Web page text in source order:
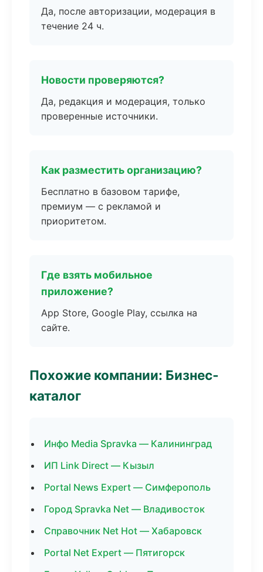
Да, после авторизации, модерация в
течение 24 ч.
Новости проверяются?
Да, редакция и модерация, только
проверенные источники.
Как разместить организацию?
Бесплатно в базовом тарифе,
премиум — с рекламой и
приоритетом.
Где взять мобильное
приложение?
App Store, Google Play, ссылка на
сайте.
Похожие компании: Бизнес-
каталог
Инфо Media Spravka — Калининград
ИП Link Direct — Кызыл
Portal News Expert — Симферополь
Город Spravka Net — Владивосток
Справочник Net Hot — Хабаровск
Portal Net Expert — Пятигорск